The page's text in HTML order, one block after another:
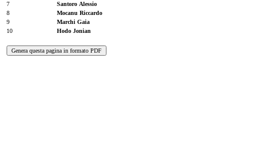
7
Santoro Alessio
8
Mocanu Riccardo
9
Marchi Gaia
10
Hodo Jonian